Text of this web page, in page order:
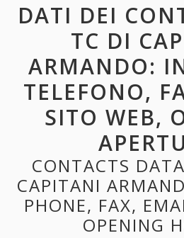
DATI DEI
TC DI
ARMANDO:
TELEFONO,
SITO WEB,
CONTACTS
CAPITANI
PHONE, FAX,
OPENING